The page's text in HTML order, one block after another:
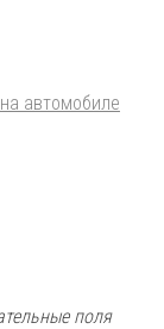
автомобиле
поля